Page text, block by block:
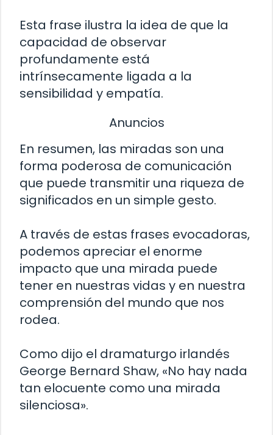
Esta frase ilustra la idea de que la
capacidad de observar
profundamente está
intrínsecamente ligada a la
sensibilidad y empatía.
Anuncios
En resumen, las miradas son una
forma poderosa de comunicación
que puede transmitir una riqueza de
significados en un simple gesto.
A través de estas frases evocadoras,
podemos apreciar el enorme
impacto que una mirada puede
tener en nuestras vidas y en nuestra
comprensión del mundo que nos
rodea.
Como dijo el dramaturgo irlandés
George Bernard Shaw, «No hay nada
tan elocuente como una mirada
silenciosa».